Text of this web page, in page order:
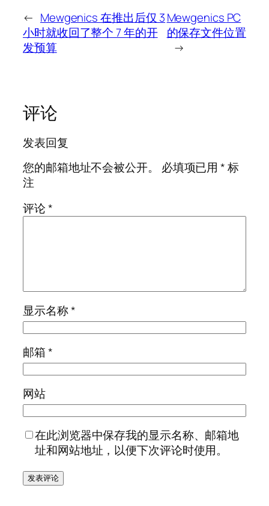
← Mewgenics 在推出后仅 3
小时就收回了整个 7 年的开
发预算
Mewgenics PC
的保存文件位置
→
评论
发表回复
您的邮箱地址不会被公开。
必填项已用*标
注
评论*
显示名称*
邮箱*
网站
在此浏览器中保存我的显示名称、邮箱地
址和网站地址，以便下次评论时使用。